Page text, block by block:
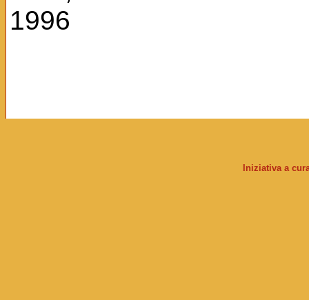
1996
Iniziativa a